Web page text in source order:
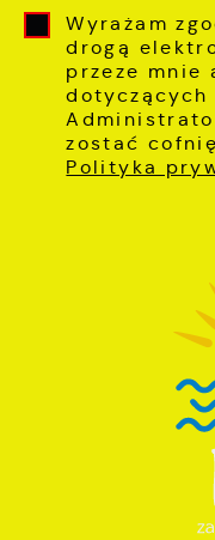
Wyrażam
drogą
przeze mnie
dotyczących
zostać
Polityka